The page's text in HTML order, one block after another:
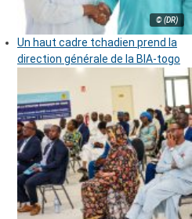
© (DR)
Un haut cadre tchadien prend la
direction générale de la BIA-togo